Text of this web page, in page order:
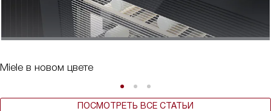
Miele в новом цвете
ПОСМОТРЕТЬ ВСЕ СТАТЬИ